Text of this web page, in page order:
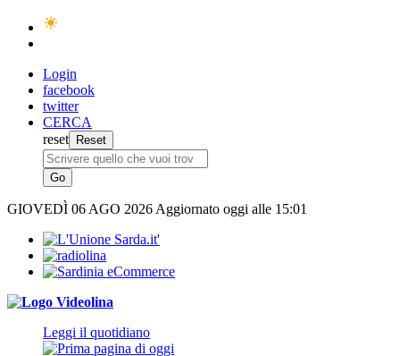
Login
facebook
twitter
CERCA
reset
GIOVEDÌ 06 AGO 2026 Aggiornato oggi alle 15:01
Leggi il quotidiano